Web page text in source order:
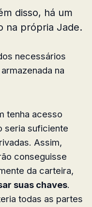
disso, há um
na própria Jade.
necessários
na
tenha acesso
seria suficiente
Assim,
conseguisse
da carteira,
suas chaves.
todas as partes